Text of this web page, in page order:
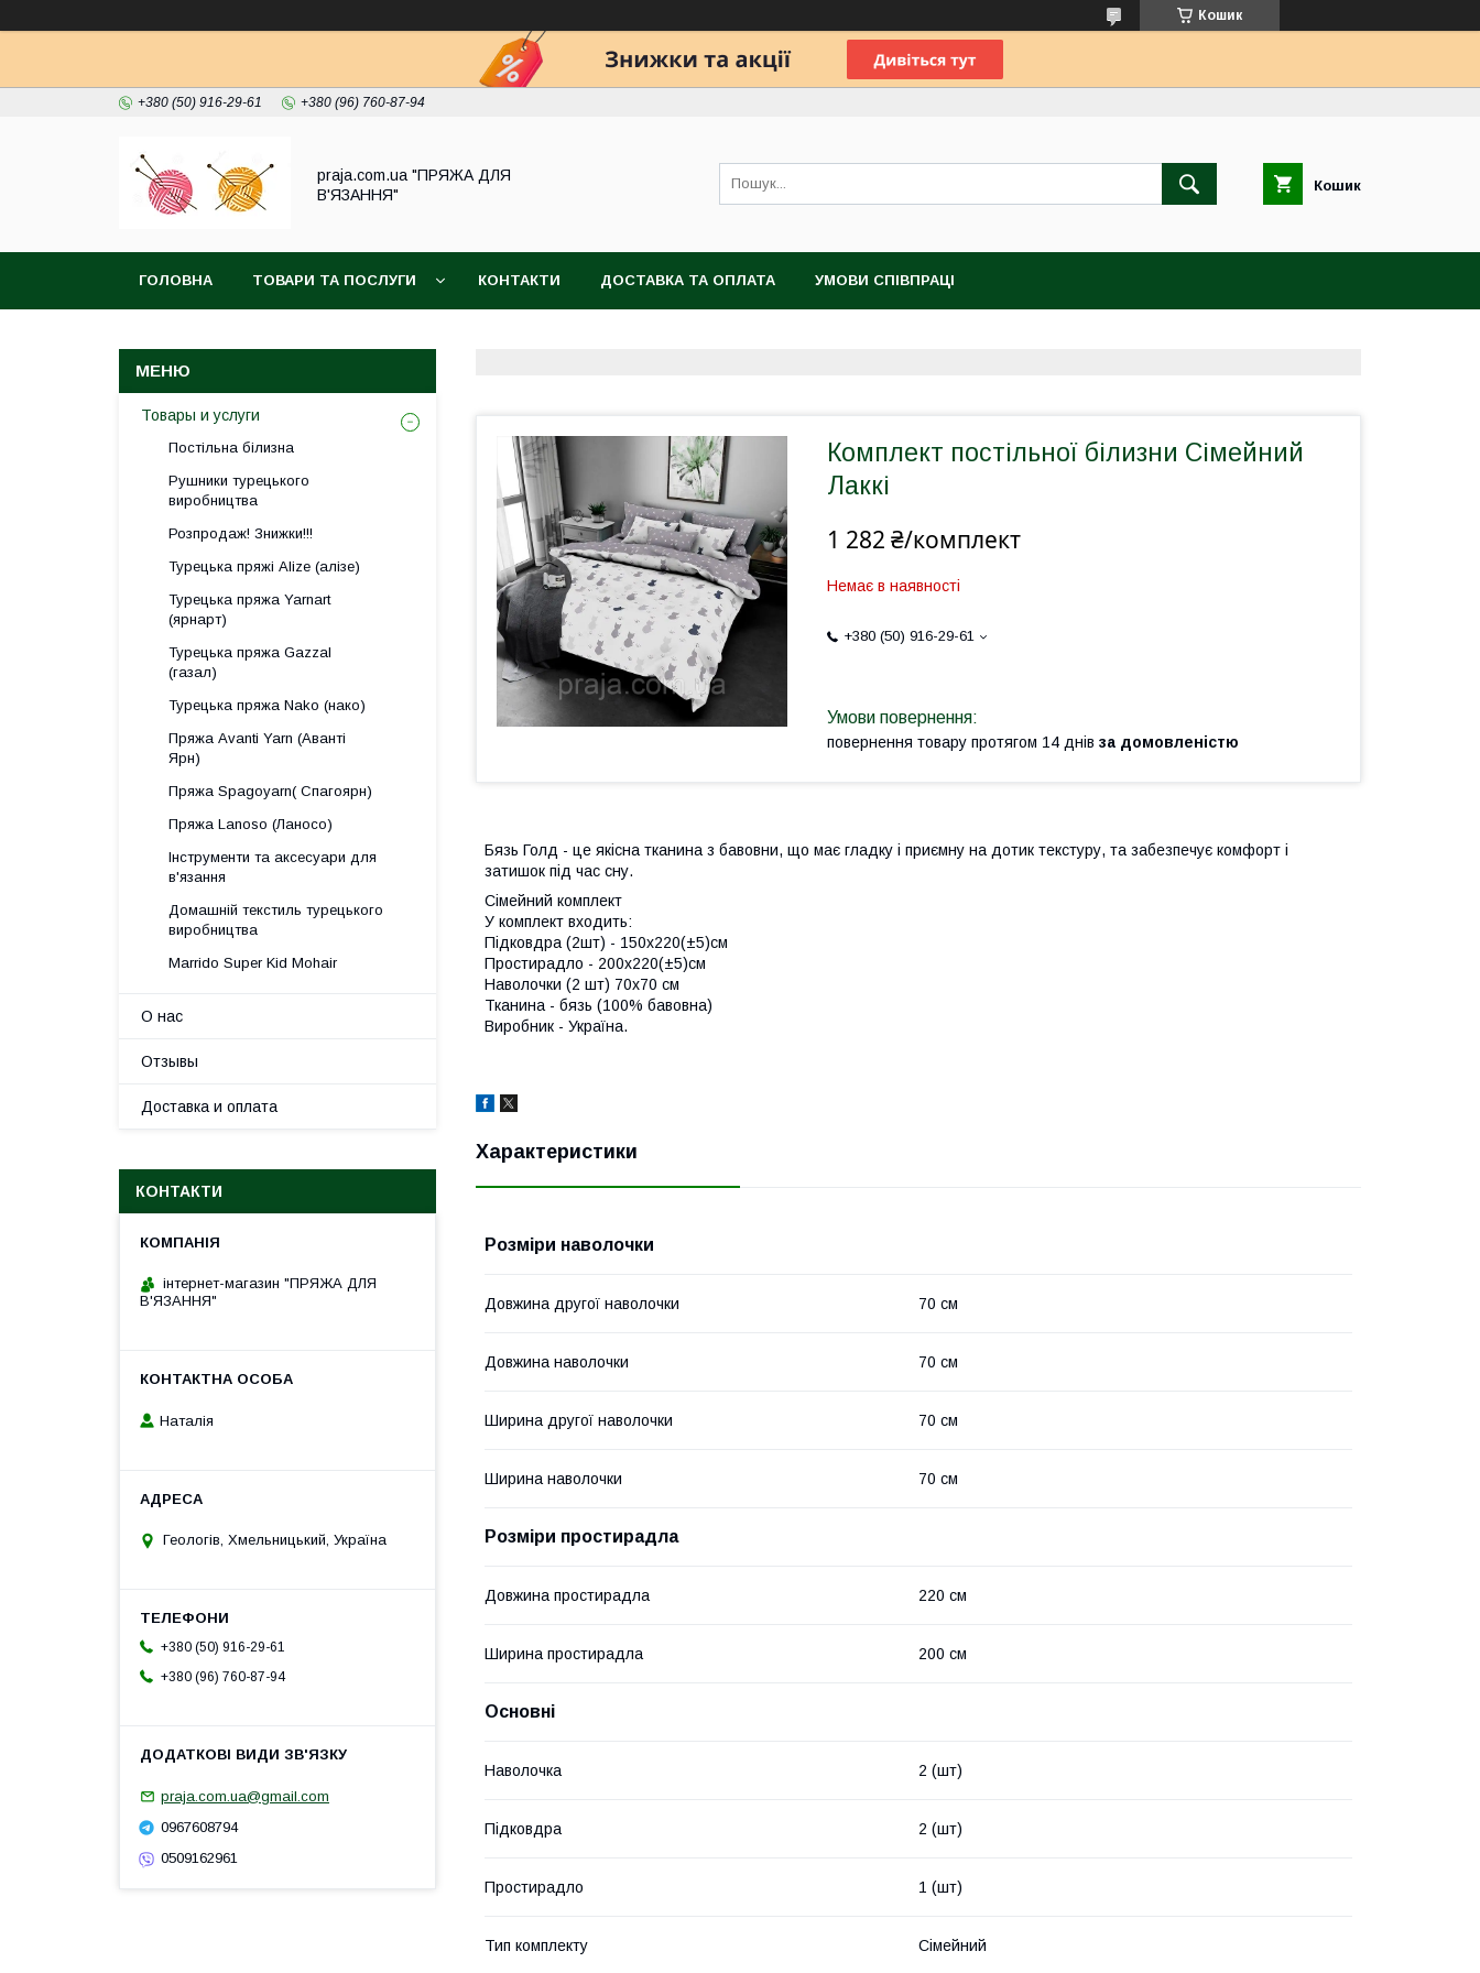
Кошик
+380 (50) 916-29-61 +380 (96) 760-87-94
praja.com.ua "ПРЯЖА ДЛЯ
В'ЯЗАННЯ"
Кошик
ГОЛОВНА ТОВАРИ ТА ПОСЛУГИ КОНТАКТИ ДОСТАВКА ТА ОПЛАТА УМОВИ СПІВПРАЦІ
Комплект постільної білизни Сімейний
Лаккі
1 282 ₴/комплект
Немає в наявності
+380 (50) 916-29-61
повернення товару протягом 14 днів за домовленістю
Бязь Голд - це якісна тканина з бавовни, що має гладку і приємну на дотик текстуру, та забезпечує комфорт і
затишок під час сну.
Сімейний комплект
У комплект входить:
Підковдра (2шт) - 150х220(±5)см
Простирадло - 200х220(±5)см
Наволочки (2 шт) 70х70 см
Тканина - бязь (100% бавовна)
Виробник - Україна.
Характеристики
Розміри наволочки
Довжина другої наволочки 70 см
Довжина наволочки 70 см
Ширина другої наволочки 70 см
Ширина наволочки 70 см
Розміри простирадла
Довжина простирадла 220 см
Ширина простирадла 200 см
Основні
Наволочка 2 (шт)
Підковдра 2 (шт)
Простирадло 1 (шт)
Тип комплекту Сімейний
Товары и услуги
Постільна білизна
Рушники турецького
виробництва
Розпродаж! Знижки!!!
Турецька пряжі Alize (алізе)
Турецька пряжа Yarnart
(ярнарт)
Турецька пряжа Gazzal
(газал)
Турецька пряжа Nako (нако)
Пряжа Avanti Yarn (Аванті
Ярн)
Пряжа Spagoyarn( Спагоярн)
Пряжа Lanoso (Ланосо)
Інструменти та аксесуари для
в'язання
Домашній текстиль турецького
виробництва
Marrido Super Kid Mohair
О нас
Отзывы
Доставка и оплата
КОНТАКТИ
інтернет-магазин "ПРЯЖА ДЛЯ
В'ЯЗАННЯ"
Наталія
Геологів, Хмельницький, Україна
+380 (50) 916-29-61
+380 (96) 760-87-94
praja.com.ua@gmail.com
0967608794
0509162961